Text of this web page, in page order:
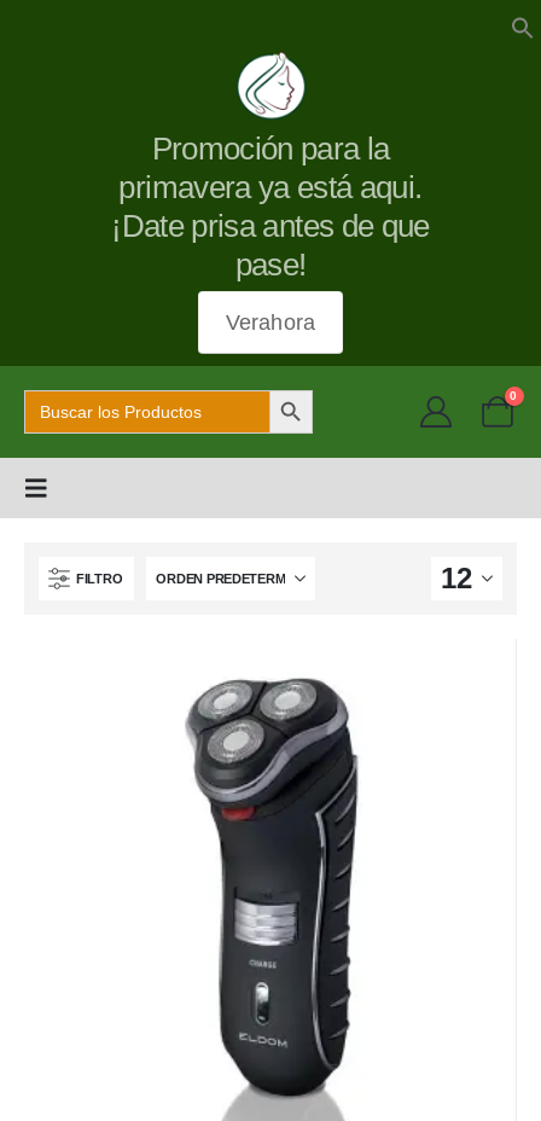
Promoción para la
primavera ya está aqui.
¡Date prisa antes de que
pase!
Verahora
Buscar: Botón de búsqueda 0
FILTRO